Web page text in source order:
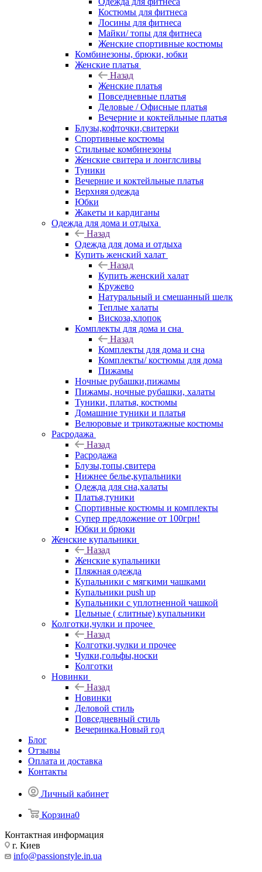
Костюмы для фитнеса
Лосины для фитнеса
Майки/ топы для фитнеса
Женские спортивные костюмы
Комбинезоны, брюки, юбки
Женские платья
Назад
Женские платья
Повседневные платья
Деловые / Офисные платья
Вечерние и коктейльные платья
Блузы,кофточки,свитерки
Спортивные костюмы
Стильные комбинезоны
Женские свитера и лонглсливы
Туники
Вечерние и коктейльные платья
Верхняя одежда
Юбки
Жакеты и кардиганы
Одежда для дома и отдыха
Назад
Одежда для дома и отдыха
Купить женский халат
Назад
Купить женский халат
Кружево
Натуральный и смешанный шелк
Теплые халаты
Вискоза,хлопок
Комплекты для дома и сна
Назад
Комплекты для дома и сна
Комплекты/ костюмы для дома
Пижамы
Ночные рубашки,пижамы
Пижамы, ночные рубашки, халаты
Туники, платья, костюмы
Домашние туники и платья
Велюровые и трикотажные костюмы
Расродажа
Назад
Расродажа
Блузы,топы,свитера
Нижнее белье,купальники
Одежда для сна,халаты
Платья,туники
Спортивные костюмы и комплекты
Супер предложение от 100грн!
Юбки и брюки
Женские купальники
Назад
Женские купальники
Пляжная одежда
Купальники с мягкими чашками
Купальники push up
Купальники с уплотненной чашкой
Цельные ( слитные) купальники
Колготки,чулки и прочее
Назад
Колготки,чулки и прочее
Чулки,гольфы,носки
Колготки
Новинки
Назад
Новинки
Деловой стиль
Повседневный стиль
Вечеринка.Новый год
Блог
Отзывы
Оплата и доставка
Контакты
Личный кабинет
Корзина0
Контактная информация
г. Киев
info@passionstyle.in.ua